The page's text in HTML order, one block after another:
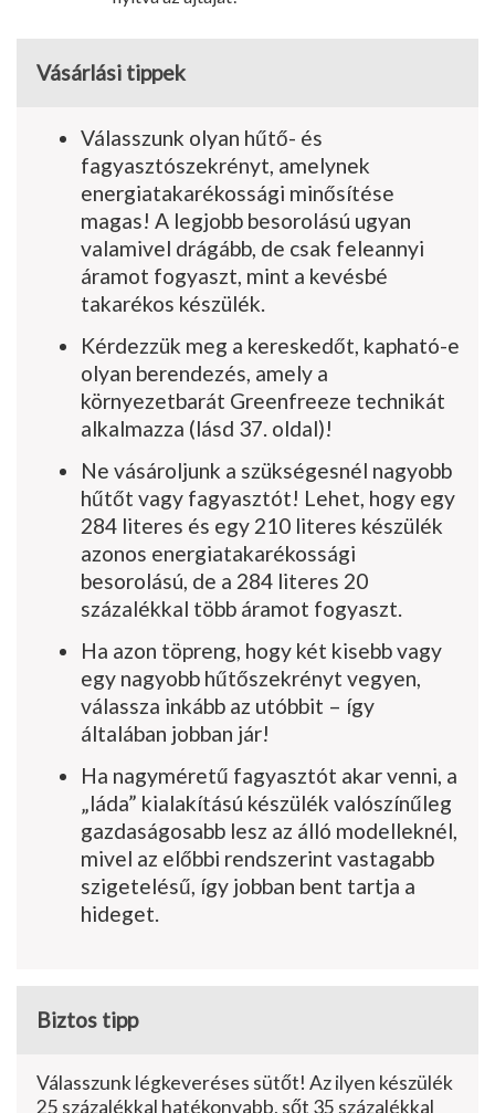
Vásárlási tippek
Válasszunk olyan hűtő- és
fagyasztószekrényt, amelynek
energiatakaré­kossági minősítése
magas! A legjobb besorolású ugyan
valamivel drágább, de csak feleannyi
áramot fogyaszt, mint a kevésbé
takarékos készülék.
Kérdezzük meg a kereskedőt, kapható-e
olyan berendezés, amely a
környezetbarát Greenfreeze technikát
alkalmazza (lásd 37. oldal)!
Ne vásároljunk a szükségesnél nagyobb
hűtőt vagy fagyasztót! Lehet, hogy egy
284 literes és egy 210 literes készülék
azonos energiatakaré­kossági
besorolású, de a 284 literes 20
százalékkal több áramot fogyaszt.
Ha azon töpreng, hogy két kisebb vagy
egy nagyobb hűtőszekrényt vegyen,
válassza inkább az utóbbit – így
általában jobban jár!
Ha nagyméretű fagyasztót akar venni, a
„láda” kialakítású készülék valószínűleg
gazdaságosabb lesz az álló modelleknél,
mivel az előbbi rend­szerint vastagabb
szigetelésű, így jobban bent tartja a
hideget.
Biztos tipp
Válasszunk légkeveréses sütőt! Az ilyen készülék
25 százalékkal hatékonyabb, sőt 35 százalékkal